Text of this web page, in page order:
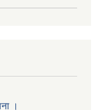
‌।